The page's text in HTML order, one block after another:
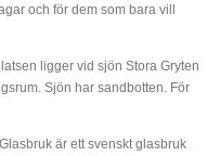
och för dem som bara vill
ligger vid sjön Stora Gryten
Sjön har sandbotten. För
är ett svenskt glasbruk